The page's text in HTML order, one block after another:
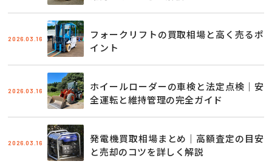
2026.03.16
フォークリフトの買取相場と高く売るポ
イント
2026.03.16
ホイールローダーの車検と法定点検｜安
全運転と維持管理の完全ガイド
2026.03.16
発電機買取相場まとめ｜高額査定の目安
と売却のコツを詳しく解説